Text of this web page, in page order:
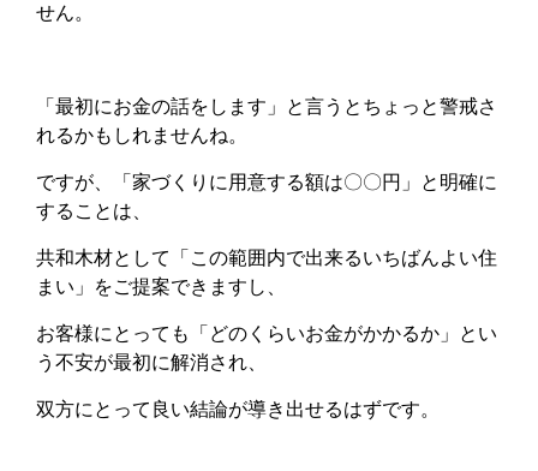
せん。
「最初にお金の話をします」と言うとちょっと警戒さ
れるかもしれませんね。
ですが、「家づくりに用意する額は〇〇円」と明確に
することは、
共和木材として「この範囲内で出来るいちばんよい住
まい」をご提案できますし、
お客様にとっても「どのくらいお金がかかるか」とい
う不安が最初に解消され、
双方にとって良い結論が導き出せるはずです。